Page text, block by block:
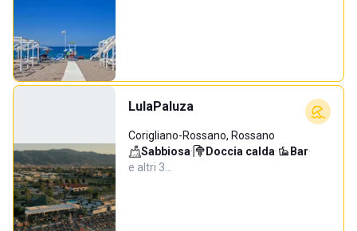
LulaPaluza
Corigliano-Rossano, Rossano
Sabbiosa· Doccia calda· Bar·
e altri 3…